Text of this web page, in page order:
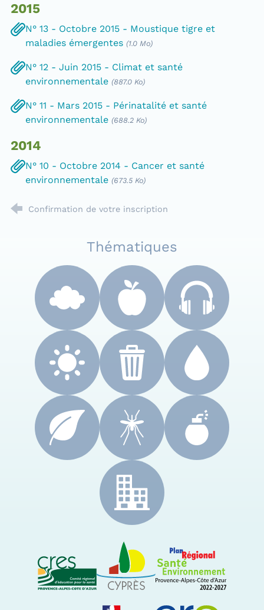
2015
N° 13 - Octobre 2015 - Moustique tigre et
maladies émergentes (1.0 Mo)
N° 12 - Juin 2015 - Climat et santé
environnementale (887.0 Ko)
N° 11 - Mars 2015 - Périnatalité et santé
environnementale (688.2 Ko)
2014
N° 10 - Octobre 2014 - Cancer et santé
environnementale (673.5 Ko)
Confirmation de votre inscription
Thématiques